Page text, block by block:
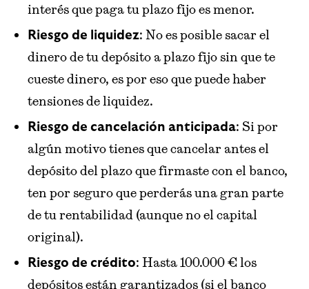
interés que paga tu plazo fijo es menor.
Riesgo de liquidez: No es posible sacar el
dinero de tu depósito a plazo fijo sin que te
cueste dinero, es por eso que puede haber
tensiones de liquidez.
Riesgo de cancelación anticipada: Si por
algún motivo tienes que cancelar antes el
depósito del plazo que firmaste con el banco,
ten por seguro que perderás una gran parte
de tu rentabilidad (aunque no el capital
original).
Riesgo de crédito: Hasta 100.000 € los
depósitos están garantizados (si el banco